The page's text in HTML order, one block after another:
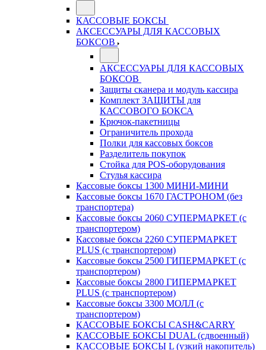
КАССОВЫЕ БОКСЫ
АКСЕССУАРЫ ДЛЯ КАССОВЫХ
БОКСОВ
АКСЕССУАРЫ ДЛЯ КАССОВЫХ
БОКСОВ
Защиты сканера и модуль кассира
Комплект ЗАЩИТЫ для
КАССОВОГО БОКСА
Крючок-пакетницы
Ограничитель прохода
Полки для кассовых боксов
Разделитель покупок
Стойка для POS-оборудования
Стулья кассира
Кассовые боксы 1300 МИНИ-МИНИ
Кассовые боксы 1670 ГАСТРОНОМ (без
транспортера)
Кассовые боксы 2060 СУПЕРМАРКЕТ (с
транспортером)
Кассовые боксы 2260 СУПЕРМАРКЕТ
PLUS (с транспортером)
Кассовые боксы 2500 ГИПЕРМАРКЕТ (с
транспортером)
Кассовые боксы 2800 ГИПЕРМАРКЕТ
PLUS (с транспортером)
Кассовые боксы 3300 МОЛЛ (с
транспортером)
КАССОВЫЕ БОКСЫ CASH&CARRY
КАССОВЫЕ БОКСЫ DUAL (сдвоенный)
КАССОВЫЕ БОКСЫ L (узкий накопитель)